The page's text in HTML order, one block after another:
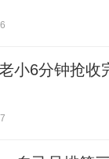
小6分钟抢收